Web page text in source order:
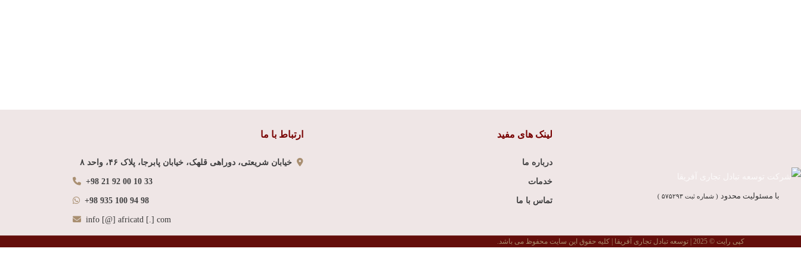
ارتباط با ما
خیابان شریعتی، دوراهی قلهک، خیابان پابرجا، پلاک ۴۶، واحد ۸
+98 21 92 00 10 33
+98 935 100 94 98
info [@] africatd [.] com
لینک های مفید
درباره ما
خدمات
تماس با ما
با مسئولیت محدود ( شماره ثبت ۵۷۵۲۹۳ )
کپی رایت © 2025 | توسعه تبادل تجاری آفریقا | کلیه حقوق این سایت محفوظ می باشد.